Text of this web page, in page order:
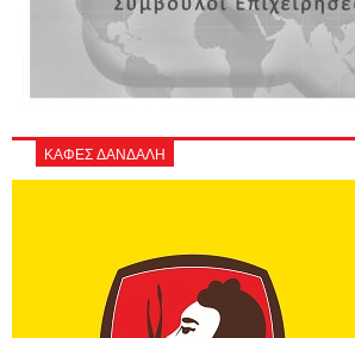
ΚΑΦΕΣ ΔΑΝΔΑΛΗ